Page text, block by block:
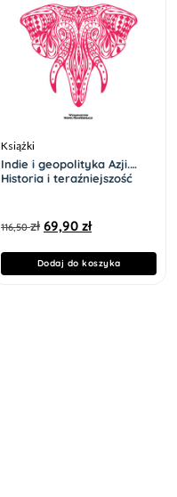
Książki
Indie i geopolityka Azji.
Historia i teraźniejszość
116,50zł 69,90 zł
Dodaj do koszyka